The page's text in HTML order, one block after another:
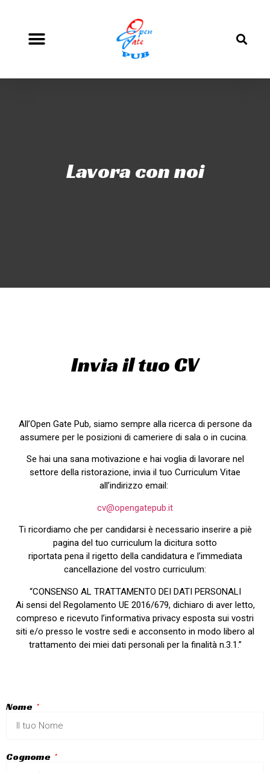
Lavora con noi
Invia il tuo CV
All’Open Gate Pub, siamo sempre alla ricerca di persone da
assumere per le posizioni di cameriere di sala o in cucina.
Se hai una sana motivazione e hai voglia di lavorare nel
settore della ristorazione, invia il tuo Curriculum Vitae
all’indirizzo email:
cv@opengatepub.it
Ti ricordiamo che per candidarsi è necessario inserire a piè
pagina del tuo curriculum la dicitura sotto
riportata pena il rigetto della candidatura e l’immediata
cancellazione del vostro curriculum:
“CONSENSO AL TRATTAMENTO DEI DATI PERSONALI
Ai sensi del Regolamento UE 2016/679, dichiaro di aver letto,
compreso e ricevuto l’informativa privacy esposta sui vostri
siti e/o presso le vostre sedi e acconsento in modo libero al
trattamento dei miei dati personali per la finalità n.3.1.”
Nome
Cognome